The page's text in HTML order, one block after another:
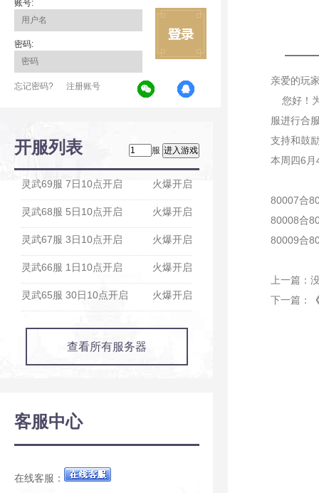
账号:
密码:
忘记密码? 注册账号
开服列表 服
火爆开启
灵武69服 7日10点开启
火爆开启
灵武68服 5日10点开启
火爆开启
灵武67服 3日10点开启
火爆开启
灵武66服 1日10点开启
火爆开启
灵武65服 30日10点开启
查看所有服务器
客服中心
在线客服：
亲爱的玩
您好！
服进行合
支持和鼓
本周四6
80007合
80008合
80009合
上一篇：
下一篇：